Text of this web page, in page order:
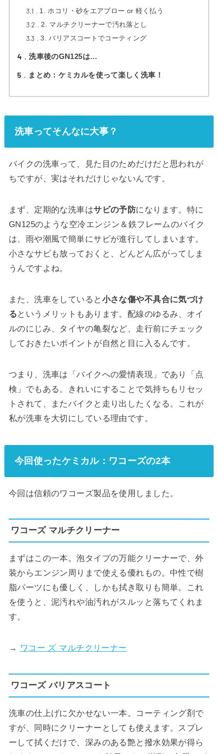
3.1 1. ホコリ・砂をエアブロー or 軽く払う
3.2 2. マルチクリーナーで汚れ落とし
3.3 3. バリアスコートでコーティング
4 洗車後のGN125は…
5 まとめ：ケミカルを使って楽しく洗車！
洗車ってそんなに大事？
バイクの洗車って、見た目のためだけだと思われが
ちですが、実はそれだけじゃないんです。
まず、定期的な洗車はサビの予防になります。特に
GN125のような空冷エンジン＆鉄フレームのバイク
は、雨や潮風で簡単にサビが進行してしまいます。
小さなサビも放っておくと、どんどん広がってしま
うんですよね。
また、洗車をしていると 小さな傷や不具合に気づけ
る というメリットもあります。配線のゆるみ、オイ
ルのにじみ、タイヤの亀裂など、走行前にチェック
しておきたいポイントが自然と目に入るんです。
つまり、洗車は「バイクへの愛情表現」であり「点
検」でもある。きれいにすることで気持ちもリセッ
トされて、またバイクと走り出したくなる。これが
私が洗車を大切にしている理由です。
今回使ったケミカル：ワコーズの2本
今回は信頼のワコーズ製品を使用しました。
ワコーズ マルチクリーナー
まずはこの一本。泡タイプの万能クリーナーで、外
装からエンジン周りまで使える優れもの。中性で樹
脂パーツにも優しく、しかも拭き取りも簡単。これ
を使うと、泥汚れや油汚れがスルッと落ちてくれま
す。
→ ワコー ズ マルチクリーナー
ワコーズ バリアスコート
洗車の仕上げに欠かせない一本。コーティング剤で
すが、同時にクリーナーとしても使えます。スプレ
ーして拭くだけで、深みのある艶と撥水効果が得ら